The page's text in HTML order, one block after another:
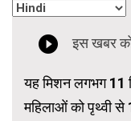
यह मिशन लगभग 11
महिलाओं को पृथ्वी